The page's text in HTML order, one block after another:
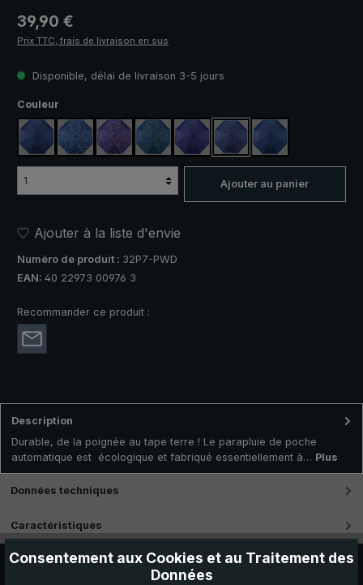
Prix régulier :
39,90 €
Prix TTC, frais de livraison en sus
Disponible, délai de livraison 3-5 jours
Sélectionnez
Couleur
bleu marinemarine, motif circulaire, bleu
marine, motif circulaire, rose
marine, motif circulaire, vert
marine, motif à pois, rose
marine, motif à pois, blanc
marine, Punkte-
Ajouter au panier
Ajouter à la liste d'envie
Numéro de produit : 32P7-PWD
EAN: 40 22973 00976 3
Recommander ce produit :
Description
Durable, de la poignée au tape terre ! Le parapluie de poche
automatique est écologique et fabriqué essentiellement à… Plus
Données techniques
Caractéristiques
Consentement aux Cookies et au Traitement des
Données